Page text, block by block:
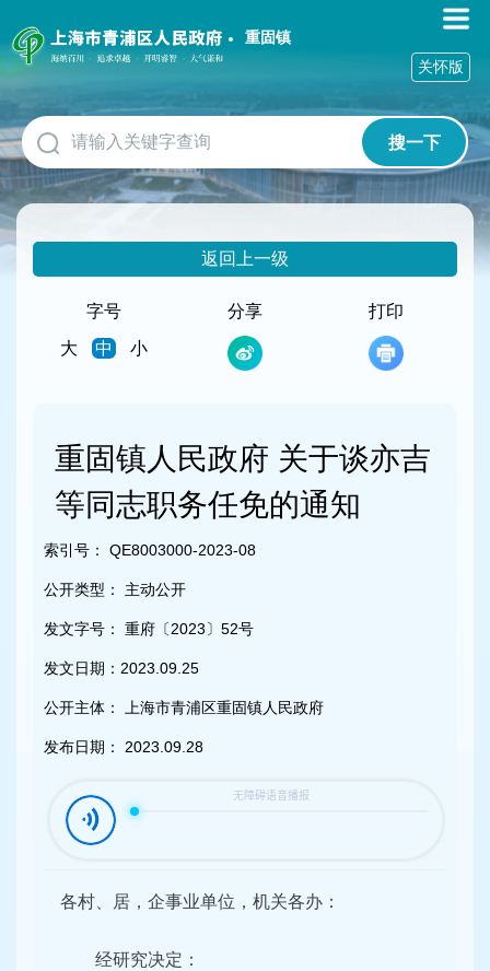
障
碍
作
说
明
跳
到
网
重固镇
搜一下
关怀版
返回上一级
字号
大
中 小
分享 打印
重固镇人民政府 关于谈亦吉
等同志职务任免的通知
索引号： QE8003000-2023-08
公开类型： 主动公开
发文字号： 重府〔2023〕52号
发文日期： 2023.09.25
公开主体： 上海市青浦区重固镇人民政府
发布日期： 2023.09.28
各村、居，企事业单位，机关各办：
经研究决定：